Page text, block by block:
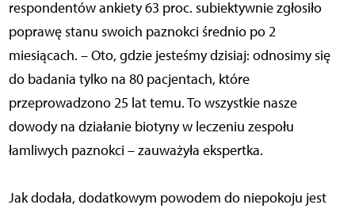
respondentów ankiety 63 proc. subiektywnie zgłosiło
poprawę stanu swoich paznokci średnio po 2
miesiącach. – Oto, gdzie jesteśmy dzisiaj: odnosimy się
do badania tylko na 80 pacjentach, które
przeprowadzono 25 lat temu. To wszystkie nasze
dowody na działanie biotyny w leczeniu zespołu
łamliwych paznokci – zauważyła ekspertka.
Jak dodała, dodatkowym powodem do niepokoju jest